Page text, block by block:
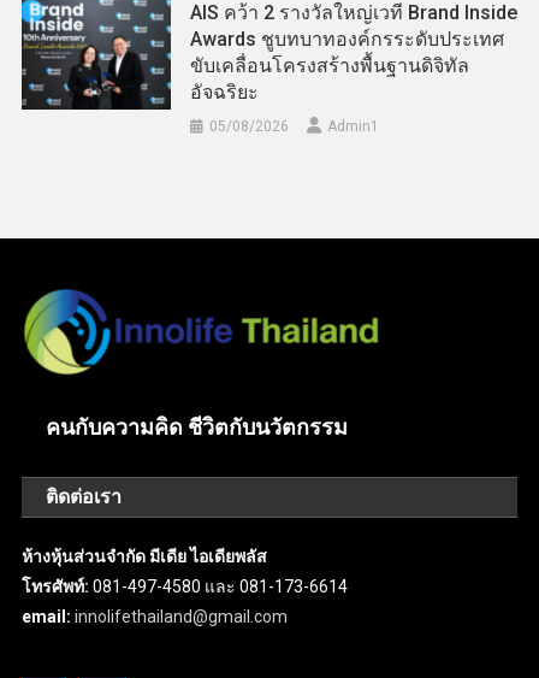
AIS คว้า 2 รางวัลใหญ่เวที Brand Inside
Awards ชูบทบาทองค์กรระดับประเทศ
ขับเคลื่อนโครงสร้างพื้นฐานดิจิทัล
อัจฉริยะ
05/08/2026 Admin​1
คนกับความคิด ชีวิตกับนวัตกรรม
ติดต่อเรา
ห้างหุ้นส่วนจำกัด มีเดีย ไอเดียพลัส
โทรศัพท์: 081-497-4580 และ 081-173-6614
email: innolifethailand@gmail.com